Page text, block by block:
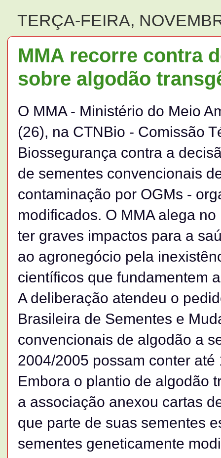
TERÇA-FEIRA,
MMA recorre contra
sobre algodão
O MMA - Ministério do Meio
(26), na CTNBio - Comissão
Biossegurança contra a
de sementes convencionais
contaminação por OGMs -
modificados. O MMA alega
ter graves impactos para a
ao agronegócio pela
científicos que fundamentem
A deliberação atendeu o
Brasileira de Sementes e
convencionais de algodão a
2004/2005 possam conter
Embora o plantio de algodão
a associação anexou cartas
que parte de suas sementes
sementes geneticamente